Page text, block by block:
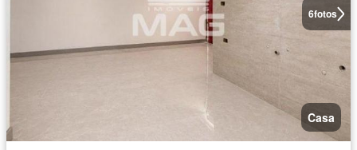
6fotos
Casa